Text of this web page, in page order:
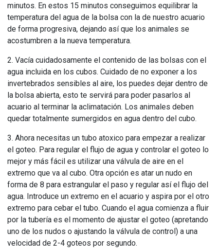
minutos. En estos 15 minutos conseguimos equilibrar la
temperatura del agua de la bolsa con la de nuestro acuario
de forma progresiva, dejando así que los animales se
acostumbren a la nueva temperatura.
2. Vacía cuidadosamente el contenido de las bolsas con el
agua incluida en los cubos. Cuidado de no exponer a los
invertebrados sensibles al aire, los puedes dejar dentro de
la bolsa abierta, esto te servirá para poder pasarlos al
acuario al terminar la aclimatación. Los animales deben
quedar totalmente sumergidos en agua dentro del cubo.
3. Ahora necesitas un tubo atoxico para empezar a realizar
el goteo. Para regular el flujo de agua y controlar el goteo lo
mejor y más fácil es utilizar una válvula de aire en el
extremo que va al cubo. Otra opción es atar un nudo en
forma de 8 para estrangular el paso y regular así el flujo del
agua. Introduce un extremo en el acuario y aspira por el otro
extremo para cebar el tubo. Cuando el agua comienza a fluir
por la tubería es el momento de ajustar el goteo (apretando
uno de los nudos o ajustando la válvula de control) a una
velocidad de 2-4 goteos por segundo.